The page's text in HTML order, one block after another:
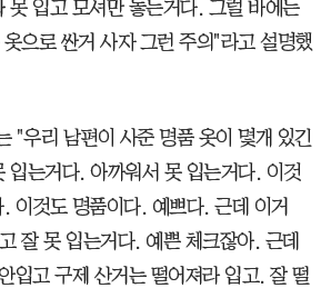
못 입고 모셔만 놓는거다. 그럴 바에는
으로 싼거 사자 그런 주의"라고 설명했
"우리 남편이 사준 명품 옷이 몇개 있긴
입는거다. 아까워서 못 입는거다. 이것
이것도 명품이다. 예쁘다. 근데 이거
잘 못 입는거다. 예쁜 체크잖아. 근데
입고 구제 산거는 떨어져라 입고. 잘 떨